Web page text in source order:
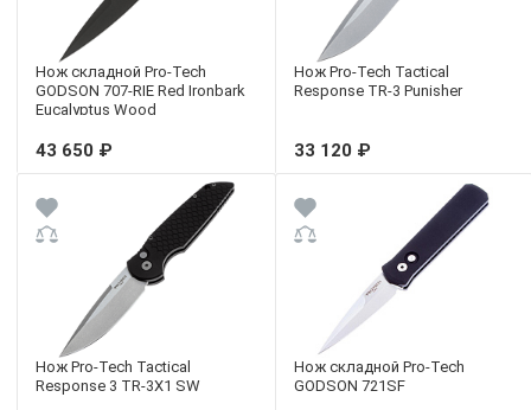
Нож складной Pro-Tech
GODSON 707-RIE Red Ironbark
Eucalyptus Wood
43 650 ₽
Нож Pro-Tech Tactical
Response TR-3 Punisher
33 120 ₽
Нож Pro-Tech Tactical
Response 3 TR-3X1 SW
Нож складной Pro-Tech
GODSON 721SF